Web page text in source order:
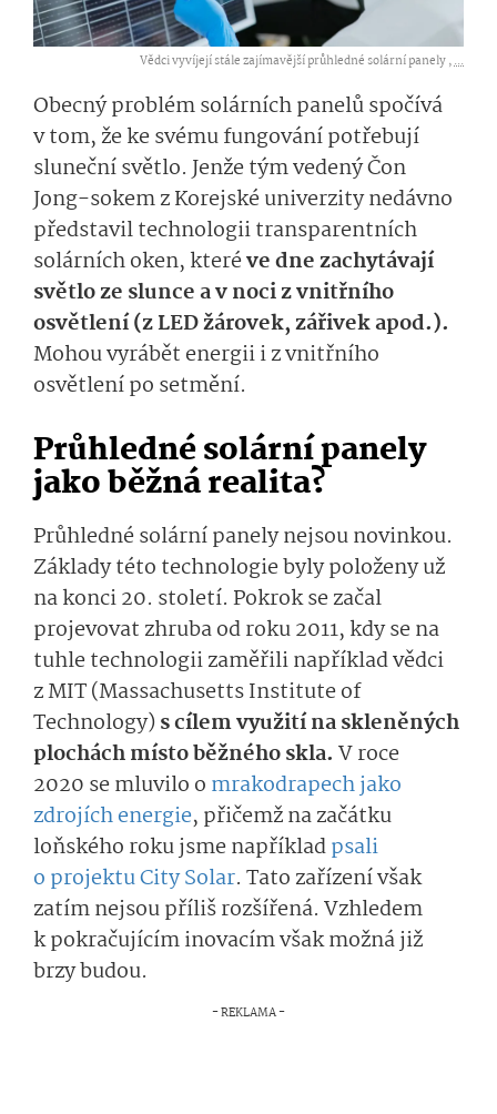
Vědci vyvíjejí stále zajímavější průhledné solární panely ,...
Obecný problém solárních panelů spočívá
v tom, že ke svému fungování potřebují
sluneční světlo. Jenže tým vedený Čon
Jong-sokem z Korejské univerzity nedávno
představil technologii transparentních
solárních oken, kteréve dne zachytávají
světlo ze slunce a v noci z vnitřního
osvětlení (z LED žárovek, zářivek apod.).
Mohou vyrábět energii i z vnitřního
osvětlení po setmění.
Průhledné solární panely
jako běžná realita?
Průhledné solární panely nejsou novinkou.
Základy této technologie byly položeny už
na konci 20. století. Pokrok se začal
projevovat zhruba od roku 2011, kdy se na
tuhle technologii zaměřili například vědci
z MIT (Massachusetts Institute of
Technology)s cílem využití na skleněných
plochách místo běžného skla. V roce
2020 se mluvilo o mrakodrapech jako
zdrojích energie, přičemž na začátku
loňského roku jsme napříkladpsali
o projektu City Solar. Tato zařízení však
zatím nejsou příliš rozšířená. Vzhledem
k pokračujícím inovacím však možná již
brzy budou.